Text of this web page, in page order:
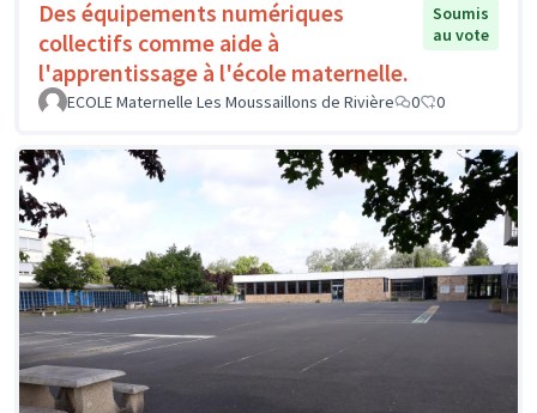
Des équipements numériques
collectifs comme aide à
l'apprentissage à l'école maternelle.
Soumis
au vote
ECOLE Maternelle Les Moussaillons de Rivière 0 0